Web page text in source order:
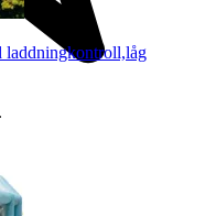
laddningkontroll,låg
.